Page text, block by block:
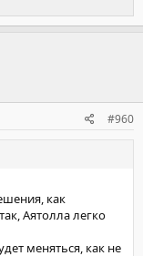
#960
как
Аятолла легко
меняться, как не